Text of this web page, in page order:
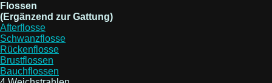
Flossen
(Ergänzend zur Gattung)
Afterflosse
Schwanzflosse
Rückenflosse
Brustflossen
Bauchflossen